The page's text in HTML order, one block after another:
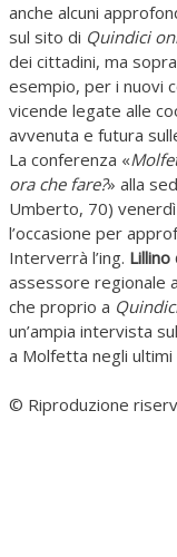
anche alcuni
sul sito di Quindici
dei cittadini, ma
esempio, per i nuovi
vicende legate alle
avvenuta e futura
La conferenza «
ora che fare?» alla
Umberto, 70)
l’occasione per
Interverrà l’ing. Lillino
assessore regionale
che proprio a
un’ampia intervista
a Molfetta negli ultimi
© Riproduzione